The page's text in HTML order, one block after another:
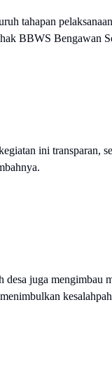
tahapan
BBWS Bengawan
ini transparan,
desa juga mengimbau